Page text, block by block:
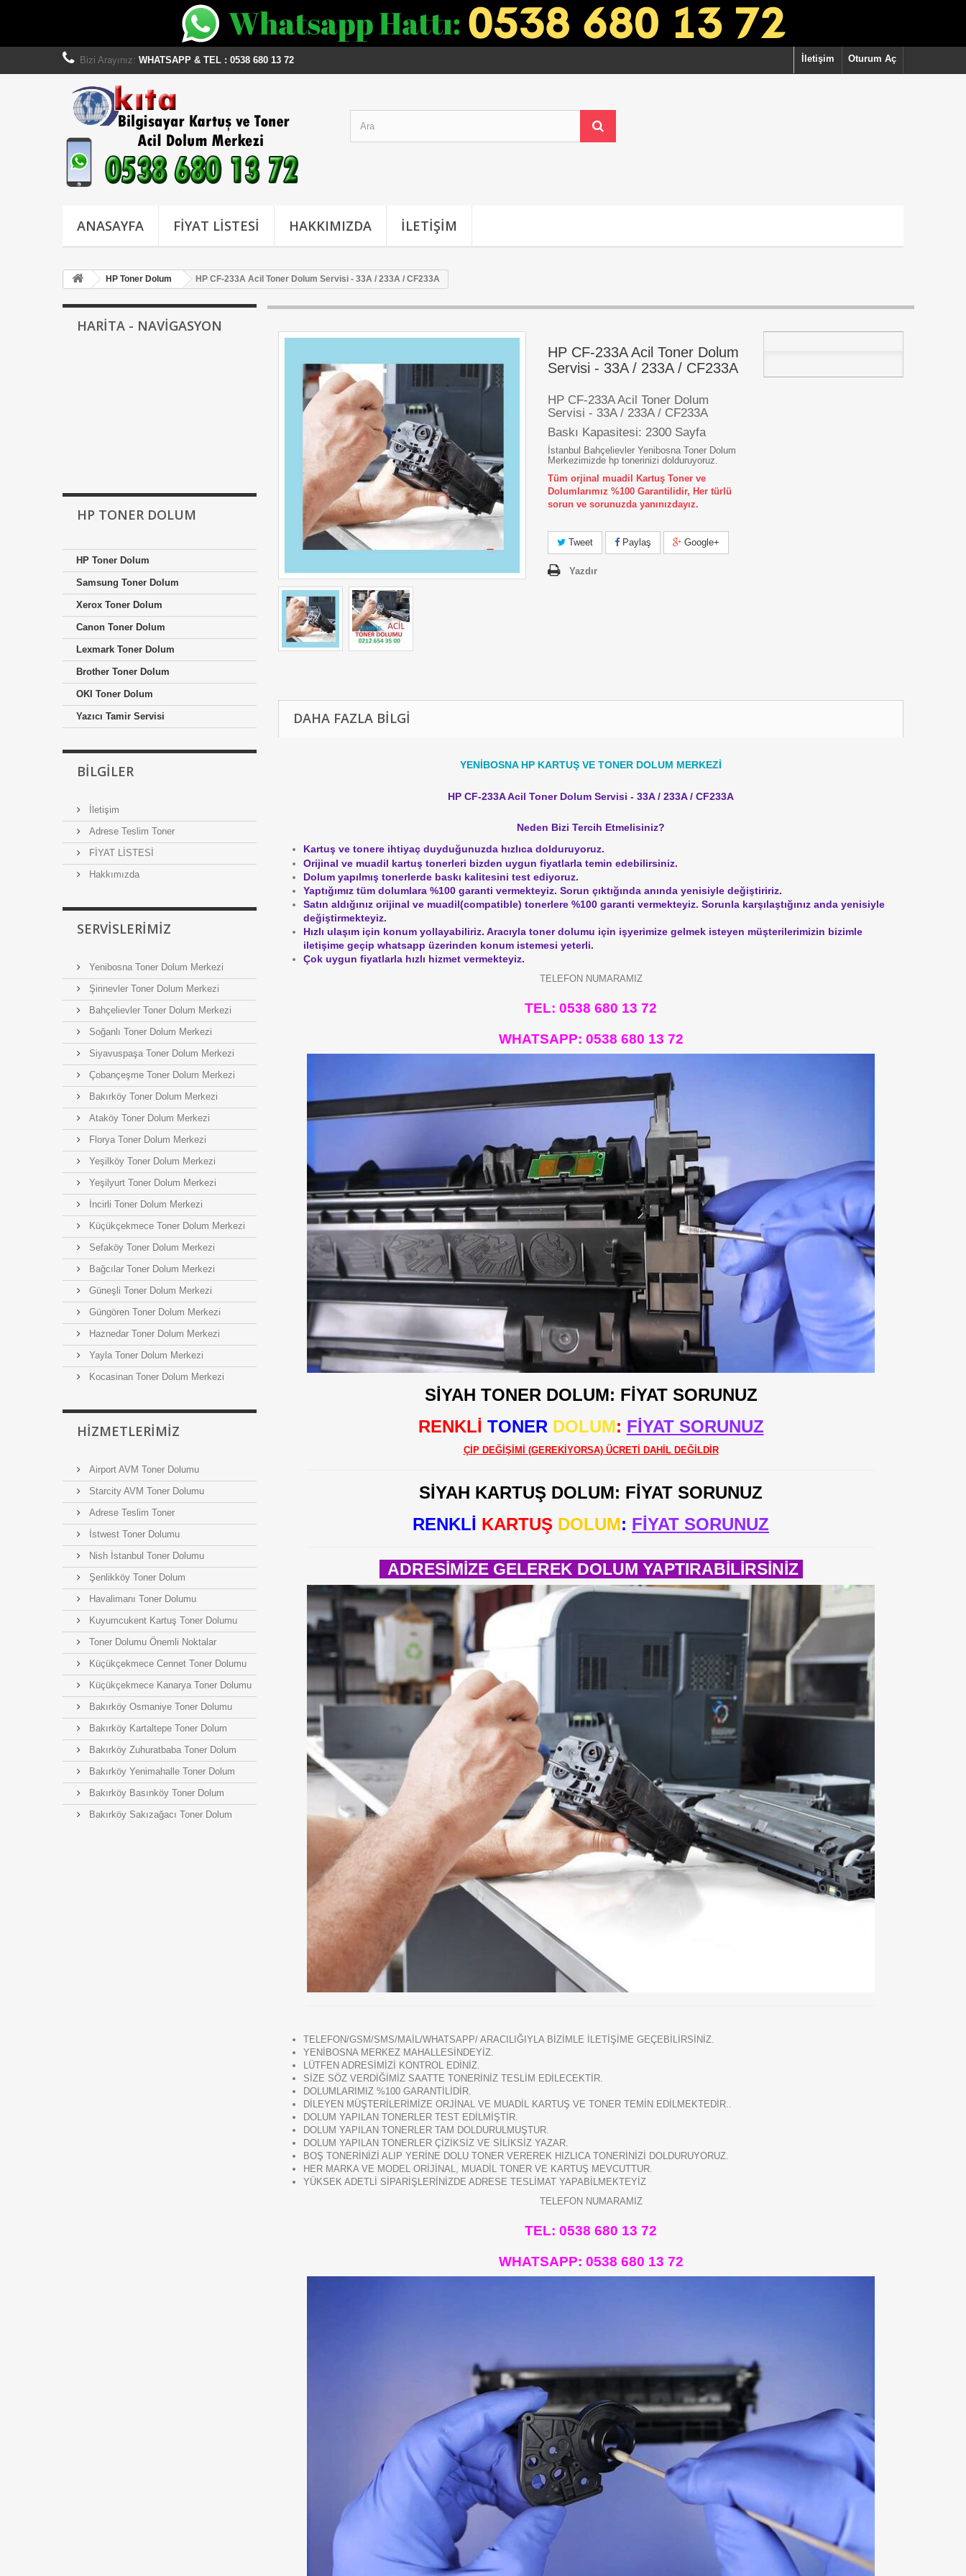
Oturum Aç
İletişim
Bizi Arayınız: WHATSAPP & TEL : 0538 680 13 72
ANASAYFA FİYAT LİSTESİ HAKKIMIZDA İLETIŞIM
HP Toner Dolum HP CF-233A Acil Toner Dolum Servisi - 33A / 233A / CF233A
HARİTA - NAVİGASYON
HP TONER DOLUM
HP Toner Dolum
Samsung Toner Dolum
Xerox Toner Dolum
Canon Toner Dolum
Lexmark Toner Dolum
Brother Toner Dolum
OKI Toner Dolum
Yazıcı Tamir Servisi
BILGILER
İletişim
Adrese Teslim Toner
FİYAT LİSTESİ
Hakkımızda
SERVISLERIMIZ
Yenibosna Toner Dolum Merkezi
Şirinevler Toner Dolum Merkezi
Bahçelievler Toner Dolum Merkezi
Soğanlı Toner Dolum Merkezi
Siyavuspaşa Toner Dolum Merkezi
Çobançeşme Toner Dolum Merkezi
Bakırköy Toner Dolum Merkezi
Ataköy Toner Dolum Merkezi
Florya Toner Dolum Merkezi
Yeşilköy Toner Dolum Merkezi
Yeşilyurt Toner Dolum Merkezi
İncirli Toner Dolum Merkezi
Küçükçekmece Toner Dolum Merkezi
Sefaköy Toner Dolum Merkezi
Bağcılar Toner Dolum Merkezi
Güneşli Toner Dolum Merkezi
Güngören Toner Dolum Merkezi
Haznedar Toner Dolum Merkezi
Yayla Toner Dolum Merkezi
Kocasinan Toner Dolum Merkezi
HIZMETLERIMIZ
Airport AVM Toner Dolumu
Starcity AVM Toner Dolumu
Adrese Teslim Toner
İstwest Toner Dolumu
Nish İstanbul Toner Dolumu
Şenlikköy Toner Dolum
Havalimanı Toner Dolumu
Kuyumcukent Kartuş Toner Dolumu
Toner Dolumu Önemli Noktalar
Küçükçekmece Cennet Toner Dolumu
Küçükçekmece Kanarya Toner Dolumu
Bakırköy Osmaniye Toner Dolumu
Bakırköy Kartaltepe Toner Dolum
Bakırköy Zuhuratbaba Toner Dolum
Bakırköy Yenimahalle Toner Dolum
Bakırköy Basınköy Toner Dolum
Bakırköy Sakızağacı Toner Dolum
HP CF-233A Acil Toner Dolum
Servisi - 33A / 233A / CF233A
HP CF-233A Acil Toner Dolum
Servisi - 33A / 233A / CF233A
Baskı Kapasitesi: 2300 Sayfa
İstanbul Bahçelievler Yenibosna Toner Dolum
Merkezimizde hp tonerinizi dolduruyoruz.
Tüm orjinal muadil Kartuş Toner ve
Dolumlarımız %100 Garantilidir, Her türlü
sorun ve sorunuzda yanınızdayız.
Tweet Paylaş Google+
Yazdır
DAHA FAZLA BILGI
YENİBOSNA HP KARTUŞ VE TONER DOLUM MERKEZİ
HP CF-233A Acil Toner Dolum Servisi - 33A / 233A / CF233A
Neden Bizi Tercih Etmelisiniz?
Kartuş ve tonere ihtiyaç duyduğunuzda hızlıca dolduruyoruz.
Orijinal ve muadil kartuş tonerleri bizden uygun fiyatlarla temin edebilirsiniz.
Dolum yapılmış tonerlerde baskı kalitesini test ediyoruz.
Yaptığımız tüm dolumlara %100 garanti vermekteyiz. Sorun çıktığında anında yenisiyle değiştiririz.
Satın aldığınız orijinal ve muadil(compatible) tonerlere %100 garanti vermekteyiz. Sorunla karşılaştığınız anda yenisiyle
değiştirmekteyiz.
Hızlı ulaşım için konum yollayabiliriz. Aracıyla toner dolumu için işyerimize gelmek isteyen müşterilerimizin bizimle
iletişime geçip whatsapp üzerinden konum istemesi yeterli.
Çok uygun fiyatlarla hızlı hizmet vermekteyiz.
TELEFON NUMARAMIZ
TEL: 0538 680 13 72
WHATSAPP: 0538 680 13 72
SİYAH TONER DOLUM: FİYAT SORUNUZ
RENKLİ TONER DOLUM: FİYAT SORUNUZ
ÇİP DEĞİŞİMİ (GEREKİYORSA) ÜCRETİ DAHİL DEĞİLDİR
SİYAH KARTUŞ DOLUM: FİYAT SORUNUZ
RENKLİ KARTUŞ DOLUM: FİYAT SORUNUZ
ADRESİMİZE GELEREK DOLUM YAPTIRABİLİRSİNİZ
TELEFON/GSM/SMS/MAİL/WHATSAPP/ ARACILIĞIYLA BİZİMLE İLETİŞİME GEÇEBİLİRSİNİZ.
YENİBOSNA MERKEZ MAHALLESİNDEYİZ.
LÜTFEN ADRESİMİZİ KONTROL EDİNİZ.
SİZE SÖZ VERDİĞİMİZ SAATTE TONERİNİZ TESLİM EDİLECEKTİR.
DOLUMLARIMIZ %100 GARANTİLİDİR.
DİLEYEN MÜŞTERİLERİMİZE ORJİNAL VE MUADİL KARTUŞ VE TONER TEMİN EDİLMEKTEDİR..
DOLUM YAPILAN TONERLER TEST EDİLMİŞTİR.
DOLUM YAPILAN TONERLER TAM DOLDURULMUŞTUR.
DOLUM YAPILAN TONERLER ÇİZİKSİZ VE SİLİKSİZ YAZAR.
BOŞ TONERİNİZİ ALIP YERİNE DOLU TONER VEREREK HIZLICA TONERİNİZİ DOLDURUYORUZ.
HER MARKA VE MODEL ORİJİNAL, MUADİL TONER VE KARTUŞ MEVCUTTUR.
YÜKSEK ADETLİ SİPARİŞLERİNİZDE ADRESE TESLİMAT YAPABİLMEKTEYİZ
TELEFON NUMARAMIZ
TEL: 0538 680 13 72
WHATSAPP: 0538 680 13 72